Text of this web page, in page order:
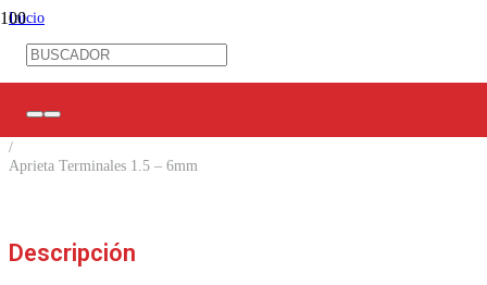
Inicio
Ferretería Eléctrica
/
Aprieta Terminales 1.5 – 6mm
Descripción